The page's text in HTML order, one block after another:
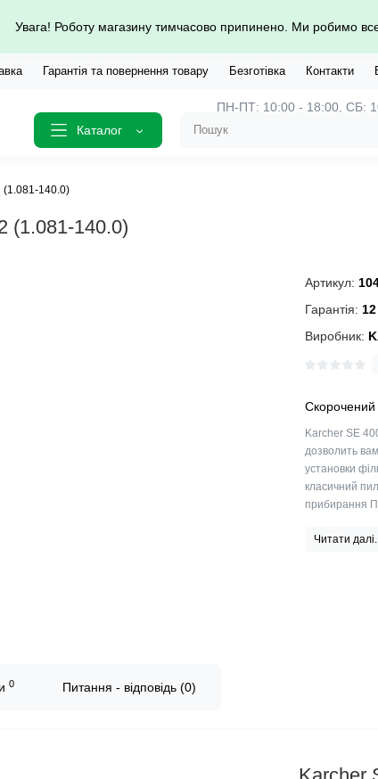
Увага! Роботу магазину тимчасово припинено. Ми робимо
Гарантія та повернення товару Безготівка Контакти
Каталог
ПН-ПТ: 10:00 - 18:00, СБ:
(1.081-140.0)
(1.081-140.0)
Артикул:
Гарантія: 12
Виробник:
Скорочений
Karcher SE
дозволить
установки
класичний
прибирання
Читати
0 Питання - відповідь (0)